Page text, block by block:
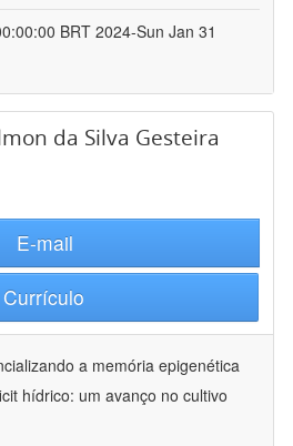
BRT 2024-Sun Jan 31
da Silva Gesteira
E-mail
Currículo
a memória epigenética
hídrico: um avanço no cultivo